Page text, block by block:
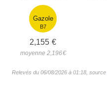
Gazole
B7
2,155 €
moyenne 2,196€
Relevés du 06/08/2026 à 01:18, source